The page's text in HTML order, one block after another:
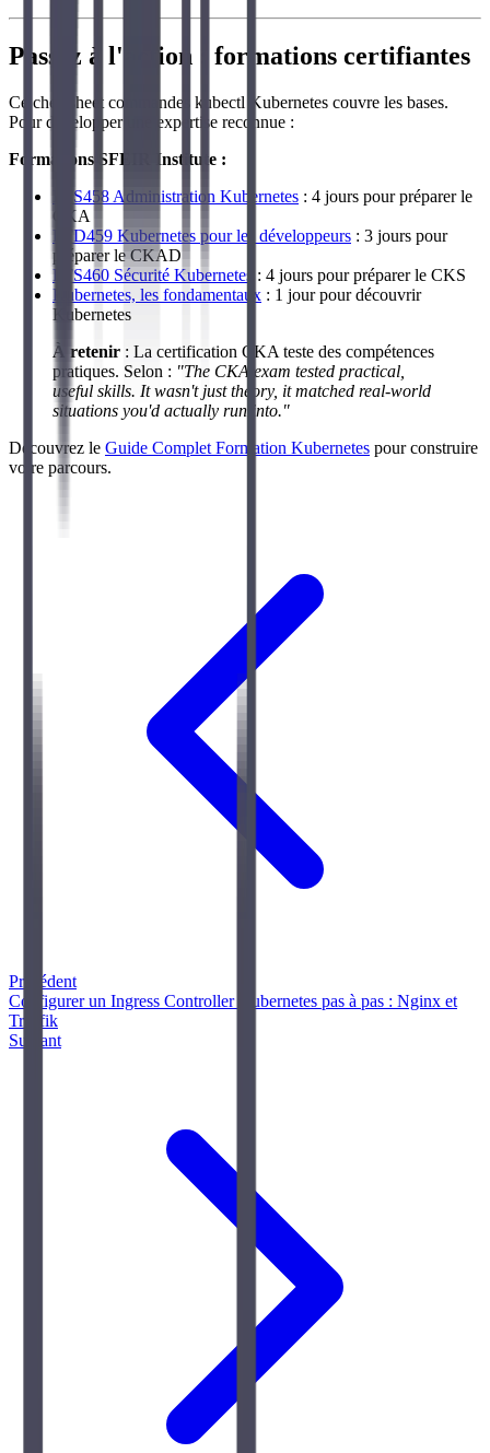
Passez à l'action : formations certifiantes
Ce cheatsheet commandes kubectl Kubernetes couvre les bases.
Pour développer une expertise reconnue :
Formations SFEIR Institute :
LFS458 Administration Kubernetes : 4 jours pour préparer le
CKA
LFD459 Kubernetes pour les développeurs : 3 jours pour
préparer le CKAD
LFS460 Sécurité Kubernetes : 4 jours pour préparer le CKS
Kubernetes, les fondamentaux : 1 jour pour découvrir
Kubernetes
À retenir : La certification CKA teste des compétences
pratiques. Selon : "The CKA exam tested practical,
useful skills. It wasn't just theory, it matched real-world
situations you'd actually run into."
Découvrez le Guide Complet Formation Kubernetes pour construire
votre parcours.
Précédent
Configurer un Ingress Controller Kubernetes pas à pas : Nginx et
Traefik
Suivant